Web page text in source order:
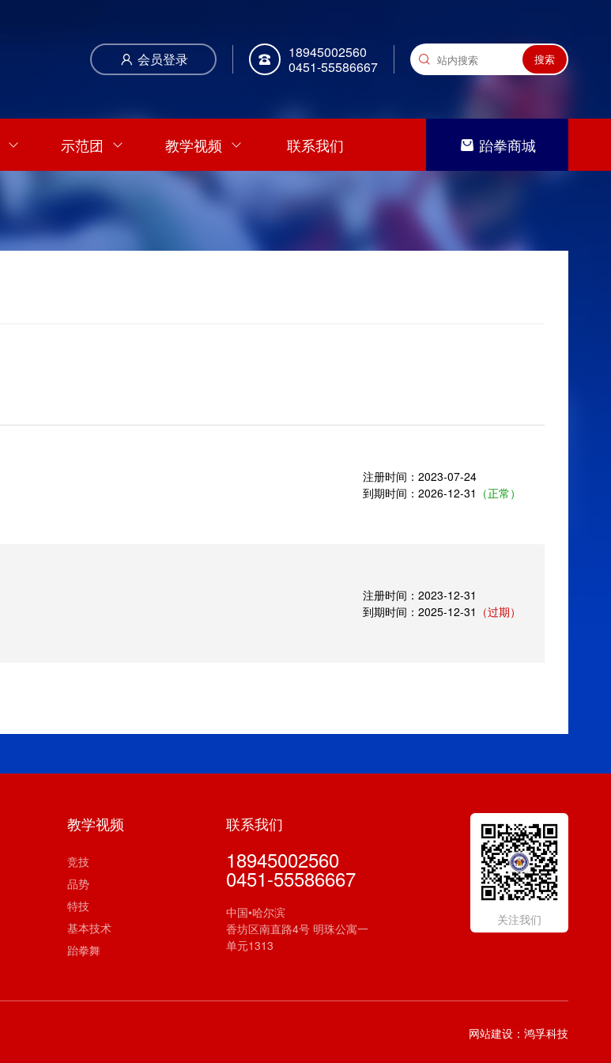
会员登录
18945002560
0451-55586667
示范团 教学视频 联系我们 跆拳商城
注册时间：2023-07-24
到期时间：2026-12-31 （正常）
注册时间：2023-12-31
到期时间：2025-12-31 （过期）
教学视频
竞技
品势
特技
基本技术
跆拳舞
联系我们
18945002560
0451-55586667
中国•哈尔滨
香坊区南直路4号 明珠公寓一
单元1313
关注我们
网站建设：鸿孚科技